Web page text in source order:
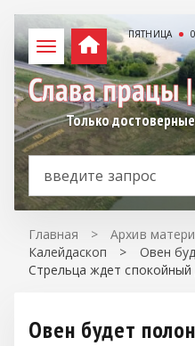
ПЯТНИЦА
Только
Главная > Архив
Калейдаскоп
>
Овен
Стрельца ждет
Овен будет